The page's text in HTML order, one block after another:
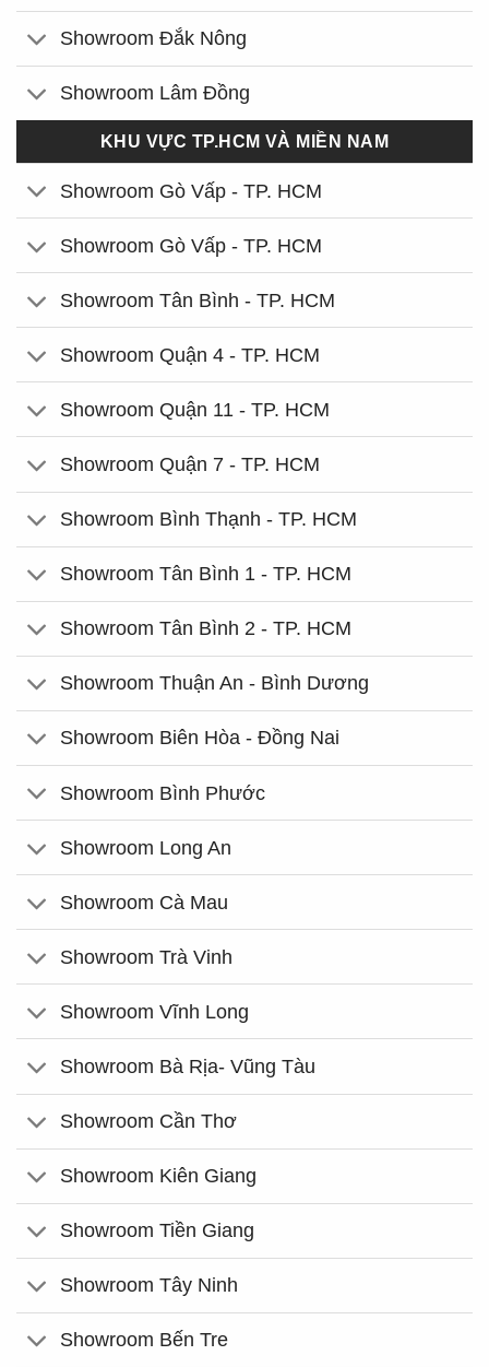
Showroom Đắk Nông
Showroom Lâm Đồng
KHU VỰC TP.HCM VÀ MIỀN NAM
Showroom Gò Vấp - TP. HCM
Showroom Gò Vấp - TP. HCM
Showroom Tân Bình - TP. HCM
Showroom Quận 4 - TP. HCM
Showroom Quận 11 - TP. HCM
Showroom Quận 7 - TP. HCM
Showroom Bình Thạnh - TP. HCM
Showroom Tân Bình 1 - TP. HCM
Showroom Tân Bình 2 - TP. HCM
Showroom Thuận An - Bình Dương
Showroom Biên Hòa - Đồng Nai
Showroom Bình Phước
Showroom Long An
Showroom Cà Mau
Showroom Trà Vinh
Showroom Vĩnh Long
Showroom Bà Rịa- Vũng Tàu
Showroom Cần Thơ
Showroom Kiên Giang
Showroom Tiền Giang
Showroom Tây Ninh
Showroom Bến Tre